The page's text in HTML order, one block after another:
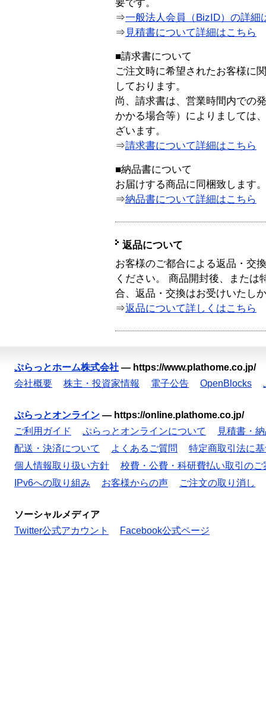
要です。
⇒一般法人会員（BizID）の詳細
⇒ 見積書について詳細はこちら
■請求書について
ご注文時に希望されたお客様に
しております。
尚、請求書は、営業時間内での
かかる場合等）によりましては
ざいます。
⇒請求書について詳細はこちら
■納品書について
お届けする商品に同梱致します。
⇒納品書について詳細はこちら
返品について
お客様のご都合による返品・交
ください。 商品開封後、または
合、返品・交換はお受けいたし
⇒返品について詳しくはこちら
ぷらっとホーム株式会社 — https://www.plathome.co.jp/
会社概要
株主・投資家情報 電子公告 OpenBlocks
ぷらっとオンライン — https://online.plathome.co.jp/
ご利用ガイド
ぷらっとオンラインについて
見積書・
配送・決済について
よくあるご質問
特定商取引法に
個人情報取り扱い方針
校費・公費・科研費払い取引のご
IPv6への取り組み
お客様からの声 ご注文の取り消し
ソーシャルメディア
Twitter公式アカウント
Facebook公式ページ